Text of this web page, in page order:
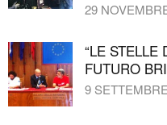
29
“LE STELLE
FUTURO
9